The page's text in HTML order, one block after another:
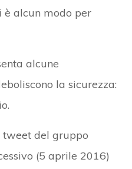
è alcun modo per
alcune
la sicurezza:
tweet del gruppo
(5 aprile 2016)